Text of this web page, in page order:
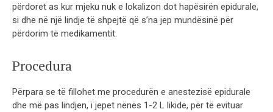
përdoret as kur mjeku nuk e lokalizon dot hapësirën epidurale,
si dhe në një lindje të shpejtë që s’na jep mundësinë për
përdorim të medikamentit.
Procedura
Përpara se të fillohet me procedurën e anestezisë epidurale
dhe më pas lindjen, i jepet nënës 1-2 L likide, për të evituar